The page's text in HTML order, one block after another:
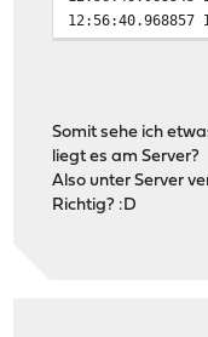
Somit sehe ich
liegt es am Server?
Also unter Server
Richtig? :D